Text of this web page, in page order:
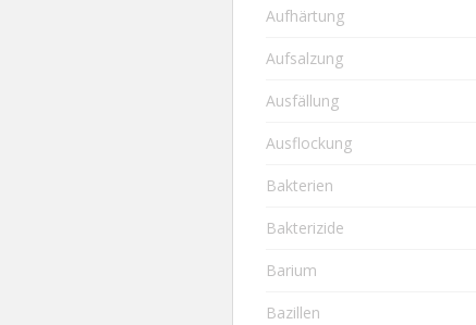
Aufhärtung
Aufsalzung
Ausfällung
Ausflockung
Bakterien
Bakterizide
Barium
Bazillen